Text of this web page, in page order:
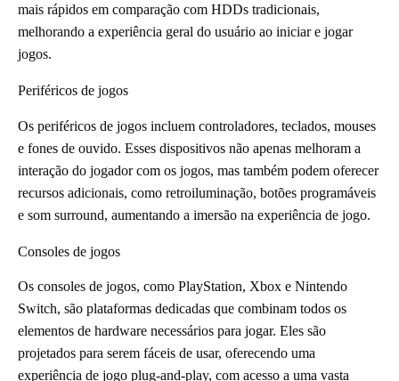
mais rápidos em comparação com HDDs tradicionais,
melhorando a experiência geral do usuário ao iniciar e jogar
jogos.
Periféricos de jogos
Os periféricos de jogos incluem controladores, teclados, mouses
e fones de ouvido. Esses dispositivos não apenas melhoram a
interação do jogador com os jogos, mas também podem oferecer
recursos adicionais, como retroiluminação, botões programáveis
e som surround, aumentando a imersão na experiência de jogo.
Consoles de jogos
Os consoles de jogos, como PlayStation, Xbox e Nintendo
Switch, são plataformas dedicadas que combinam todos os
elementos de hardware necessários para jogar. Eles são
projetados para serem fáceis de usar, oferecendo uma
experiência de jogo plug-and-play, com acesso a uma vasta